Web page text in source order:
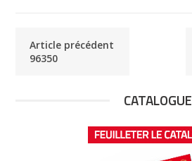
Article précédent
96350
CATALOGUE